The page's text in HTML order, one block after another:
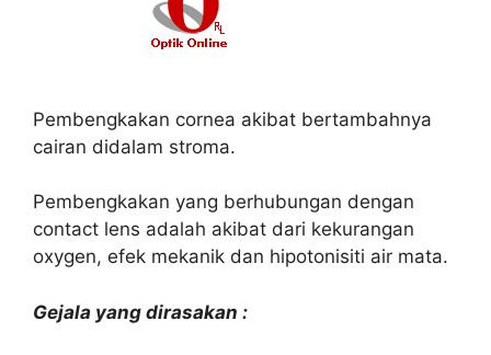
Pembengkakan cornea akibat bertambahnya
cairan didalam stroma.
Pembengkakan yang berhubungan dengan
contact lens adalah akibat dari kekurangan
oxygen, efek mekanik dan hipotonisiti air mata.
Gejala yang dirasakan :